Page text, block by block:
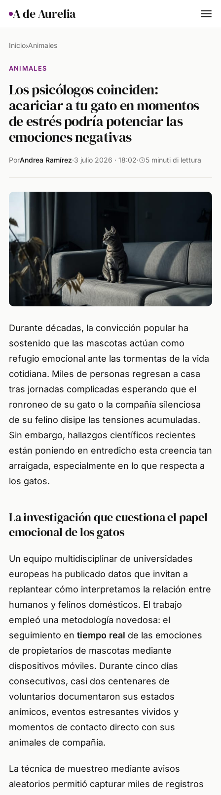
A de Aurelia
Salud
Ciencia & Naturaleza
Animales
Lifestyle
Actualidad
Inicio›Animales
ANIMALES
Los psicólogos coinciden:
acariciar a tu gato en momentos
de estrés podría potenciar las
emociones negativas
PorAndrea Ramírez·3 julio 2026 · 18:02· 5 minuti di lettura
Durante décadas, la convicción popular ha
sostenido que las mascotas actúan como
refugio emocional ante las tormentas de la vida
cotidiana. Miles de personas regresan a casa
tras jornadas complicadas esperando que el
ronroneo de su gato o la compañía silenciosa
de su felino disipe las tensiones acumuladas.
Sin embargo, hallazgos científicos recientes
están poniendo en entredicho esta creencia tan
arraigada, especialmente en lo que respecta a
los gatos.
La investigación que cuestiona el papel
emocional de los gatos
Un equipo multidisciplinar de universidades
europeas ha publicado datos que invitan a
replantear cómo interpretamos la relación entre
humanos y felinos domésticos. El trabajo
empleó una metodología novedosa: el
seguimiento en tiempo real de las emociones
de propietarios de mascotas mediante
dispositivos móviles. Durante cinco días
consecutivos, casi dos centenares de
voluntarios documentaron sus estados
anímicos, eventos estresantes vividos y
momentos de contacto directo con sus
animales de compañía.
La técnica de muestreo mediante avisos
aleatorios permitió capturar miles de registros